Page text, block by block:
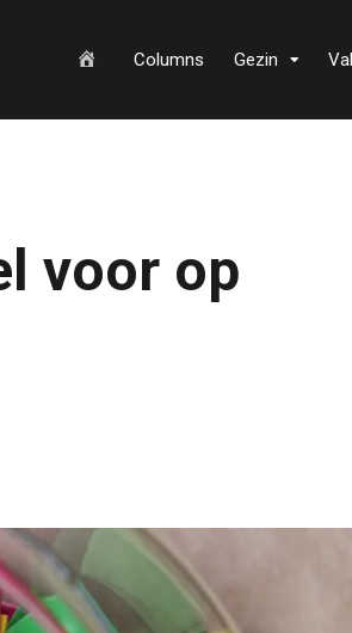
m
Columns Gezin
voor op